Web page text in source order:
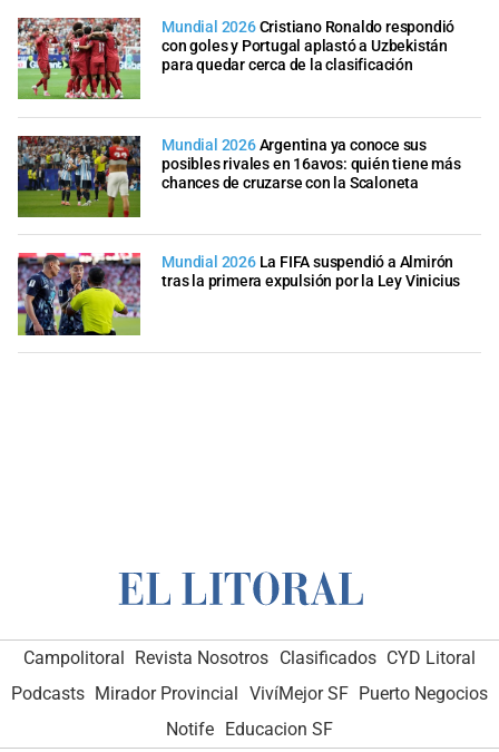
Mundial 2026Cristiano Ronaldo respondió
con goles y Portugal aplastó a Uzbekistán
para quedar cerca de la clasificación
Mundial 2026Argentina ya conoce sus
posibles rivales en 16avos: quién tiene más
chances de cruzarse con la Scaloneta
Mundial 2026 La FIFA suspendió a Almirón
tras la primera expulsión por la Ley Vinicius
Campolitoral Revista Nosotros Clasificados CYD Litoral
Podcasts Mirador Provincial VivíMejor SF Puerto Negocios
Notife
Educacion SF